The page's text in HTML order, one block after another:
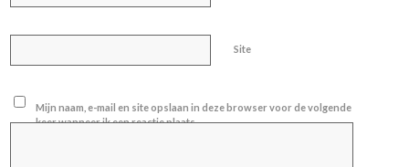
Site
Mijn naam, e-mail en site opslaan in deze browser voor de volgende
keer wanneer ik een reactie plaats.